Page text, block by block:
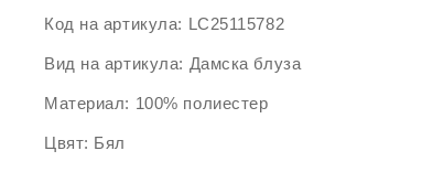
Код на артикула: LC25115782
Вид на артикула: Дамска блуза
Материал: 100% полиестер
Цвят: Бял